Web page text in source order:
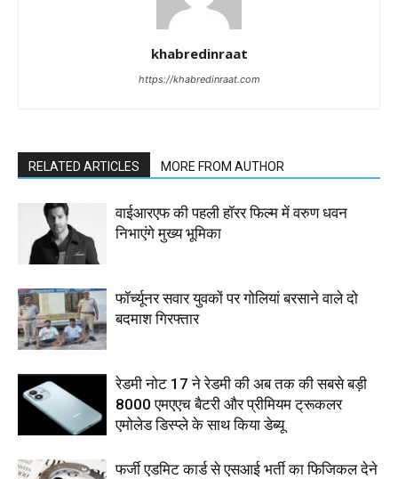
khabredinraat
https://khabredinraat.com
RELATED ARTICLES MORE FROM AUTHOR
वाईआरएफ की पहली हॉरर फिल्म में वरुण धवन
निभाएंगे मुख्य भूमिका
फॉर्च्यूनर सवार युवकों पर गोलियां बरसाने वाले दो
बदमाश गिरफ्तार
रेडमी नोट 17 ने रेडमी की अब तक की सबसे बड़ी
8000 एमएएच बैटरी और प्रीमियम ट्रूकलर
एमोलेड डिस्प्ले के साथ किया डेब्यू
फर्जी एडमिट कार्ड से एसआई भर्ती का फिजिकल देने